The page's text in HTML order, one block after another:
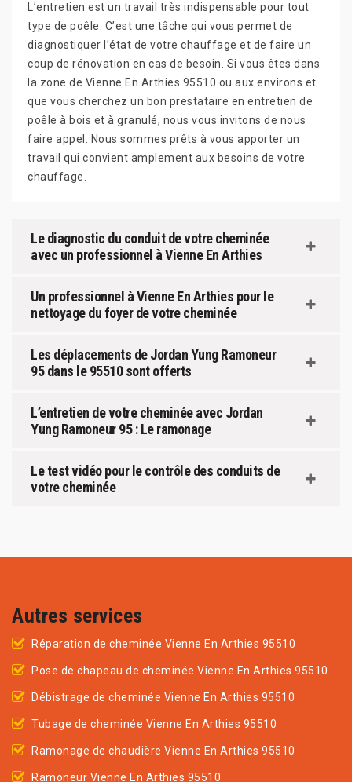
L’entretien est un travail très indispensable pour tout
type de poêle. C’est une tâche qui vous permet de
diagnostiquer l’état de votre chauffage et de faire un
coup de rénovation en cas de besoin. Si vous êtes dans
la zone de Vienne En Arthies 95510 ou aux environs et
que vous cherchez un bon prestataire en entretien de
poêle à bois et à granulé, nous vous invitons de nous
faire appel. Nous sommes prêts à vous apporter un
travail qui convient amplement aux besoins de votre
chauffage.
Le diagnostic du conduit de votre cheminée
avec un professionnel à Vienne En Arthies
Un professionnel à Vienne En Arthies pour le
nettoyage du foyer de votre cheminée
Les déplacements de Jordan Yung Ramoneur
95 dans le 95510 sont offerts
L’entretien de votre cheminée avec Jordan
Yung Ramoneur 95 : Le ramonage
Le test vidéo pour le contrôle des conduits de
votre cheminée
Autres services
Réparation de cheminée Vienne En Arthies 95510
Pose de chapeau de cheminée Vienne En Arthies 95510
Débistrage de cheminée Vienne En Arthies 95510
Tubage de cheminée Vienne En Arthies 95510
Ramonage de chaudière Vienne En Arthies 95510
Ramoneur Vienne En Arthies 95510